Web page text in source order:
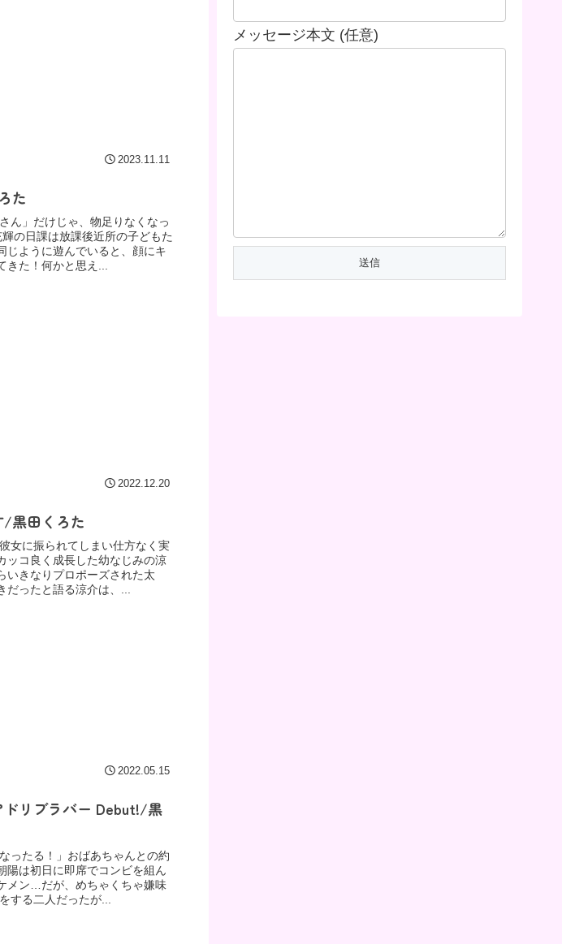
2023.11.11
た
ん」だけじゃ、物足りなくなっ
の日課は放課後近所の子どもた
じように遊んでいると、顔にキ
きた！何かと思え...
2022.12.20
/黒田くろた
女に振られてしまい仕方なく実
ッコ良く成長した幼なじみの涼
いきなりプロポーズされた太
ったと語る涼介は、...
2022.05.15
バー Debut!/黒
ったる！」おばあちゃんとの約
陽は初日に即席でコンビを組ん
メン…だが、めちゃくちゃ嫌味
する二人だったが...
メッセージ本文 (任意)